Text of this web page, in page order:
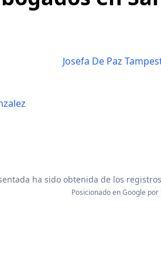
Josefa De Paz
ha sido obtenida de los
Posicionado en Google por